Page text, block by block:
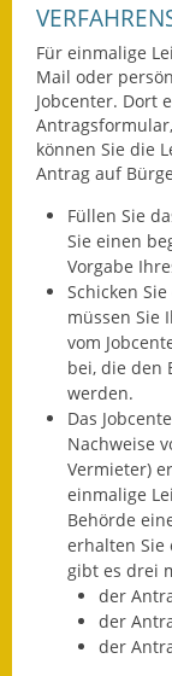
Für einmalige
Mail oder
Jobcenter. Dort
können Sie die
Antrag auf
Füllen Sie
Sie einen
Vorgabe
Schicken
müssen Sie
vom
bei, die den
werden.
Das
Nachweise
Vermieter)
einmalige
Behörde
erhalten Sie
gibt es drei
der
der
der